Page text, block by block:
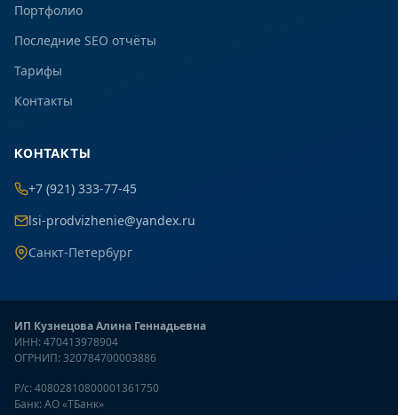
Портфолио
Последние SEO отчёты
Тарифы
Контакты
КОНТАКТЫ
+7 (921) 333-77-45
lsi-prodvizhenie@yandex.ru
Санкт-Петербург
ИП Кузнецова Алина Геннадьевна
ИНН: 470413978904
ОГРНИП: 320784700003886
Р/с: 40802810800001361750
Банк: АО «ТБанк»